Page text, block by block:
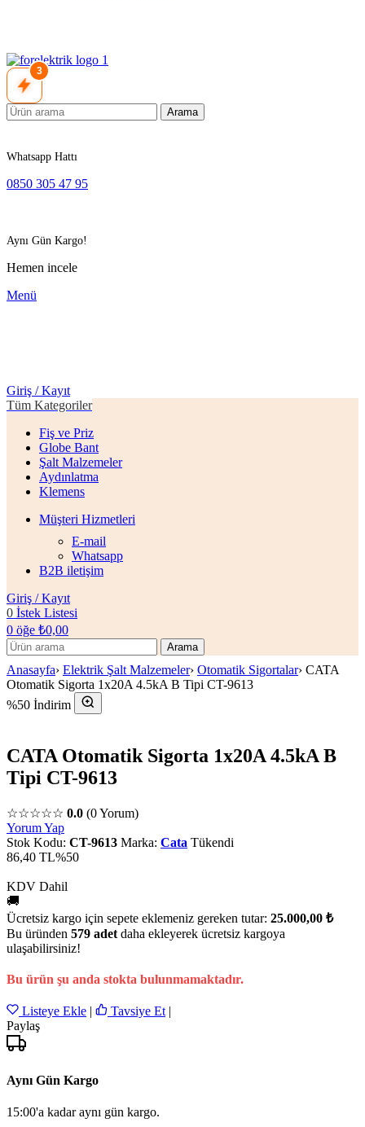
3
Arama
Whatsapp Hattı
0850 305 47 95
Aynı Gün Kargo!
Hemen incele
Menü
Giriş / Kayıt
Tüm Kategoriler
Fiş ve Priz
Globe Bant
Şalt Malzemeler
Aydınlatma
Klemens
Müşteri Hizmetleri
E-mail
Whatsapp
B2B iletişim
Giriş / Kayıt
0 İstek Listesi
0 öğe ₺0,00
Arama
Anasayfa› Elektrik Şalt Malzemeler› Otomatik Sigortalar› CATA
Otomatik Sigorta 1x20A 4.5kA B Tipi CT-9613
%50 İndirim
CATA Otomatik Sigorta 1x20A 4.5kA B
Tipi CT-9613
☆☆☆☆☆ 0.0 (0 Yorum)
Yorum Yap
Stok Kodu: CT-9613 Marka: Cata Tükendi
86,40 TL%50
KDV Dahil
🚚
Ücretsiz kargo için sepete eklemeniz gereken tutar: 25.000,00 ₺
Bu üründen 579 adet daha ekleyerek ücretsiz kargoya
ulaşabilirsiniz!
Bu ürün şu anda stokta bulunmamaktadır.
Listeye Ekle | Tavsiye Et |
Paylaş
Aynı Gün Kargo
15:00'a kadar aynı gün kargo.